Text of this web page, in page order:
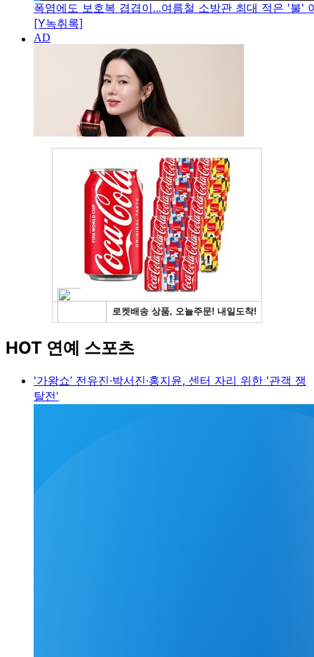
폭염에도 보호복 겹겹이...여름철 소방관 최대 적은 '불'
[Y녹취록]
HOT 연예 스포츠
'가왕쇼’ 전유진·박서진·홍지윤, 센터 자리 위한 '관객 쟁
탈전'